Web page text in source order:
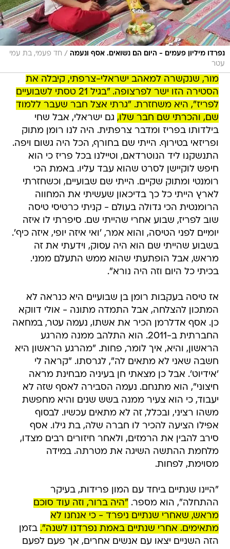
נפרדו מיליון פעמים - היום הם נשואים. אסף ונעמה / חד פעמי, בת עמי
עטר
מור, שנקשרה למאהב ישראלי-צרפתי, קיבלה את
הסטירה הזו ישר לפרצופה. "בגיל 21 טסתי לשבועיים
לפריז", היא משחזרת. "גרתי אצל חבר שעבר ללמוד
שם, והכרתי שם חבר שלו, גם ישראלי, אבל שחי
בילדותו בפריז ומדבר צרפתית. היה לנו רומן מתוק
ופריזאי בטירוף. הייתי שם בחורף, הכל היה גשום ויפה.
התנשקנו ליד הנוטרדאם, וטיילנו בכל פריז כי הוא
חיפש לוקיישן לסרט שהוא עבד עליו. באמת הכי
רומנטי ומתוק שקיים. הייתי שם שבועיים, וכשחזרתי
לארץ הייתי כל כך בדיכאון שעשיתי את המחווה
הרומנטית הכי גדולה בעולם - קניתי כרטיסי טיסה
שוב לפריז, שבוע אחרי שהייתי שם. סיפרתי לו איזה
יומיים לפני הטיסה, והוא אמר, 'ואי איזה יופי, איזה כיף'.
בשבוע שהייתי שם הוא היה עסוק, וידעתי את זה
מראש, אבל הופתעתי שהוא ממש התעלם ממני.
בכיתי כל היום וזה היה נורא".
אז טיסה בעקבות רומן בן שבועיים היא כנראה לא
המתכון להצלחה, אבל התמדה מתונה - אולי דווקא
כן. אסף אדלרמן הכיר את אשתו, נעמה עטר, במחאה
החברתית ב-2011. הוא התלהב ממנה מהרגע
הראשון, והיא, איך לומר, פחות. "מהרגע הראשון היא
חשבה שאני לא מתאים לה", לגרסתו. "קראה לי
'אידיוט'. אבל כן מצאתי חן בעיניה מבחינת מראה
חיצוני", הוא מתנחם. נעמה הסבירה לאסף שזה לא
יעבוד, כי הוא צעיר ממנה בשש שנים והיא מחפשת
משהו רציני, ובכלל, זה לא מתאים עכשיו. לבסוף
אפילו הציעה להכיר לו חברה שלה, בת גילו. אסף
סירב להבין את הרמזים, ולאחר חיזורים רבים מצדו,
מלחמת ההתשה השיגה את מטרתה. במידה
מסוימת, לפחות.
"היינו שנתיים ביחד עם המון פרידות, בעיקר
ההתחלה", הוא מספר. "היה ברור, וזה עוד סוכם
מראש, שאחרי שנתיים ניפרד - כי אנחנו לא
מתאימים. אחרי שנתיים באמת נפרדנו לשנה". בזמן
הזה השניים יצאו עם אנשים אחרים, אך פעם לפעם